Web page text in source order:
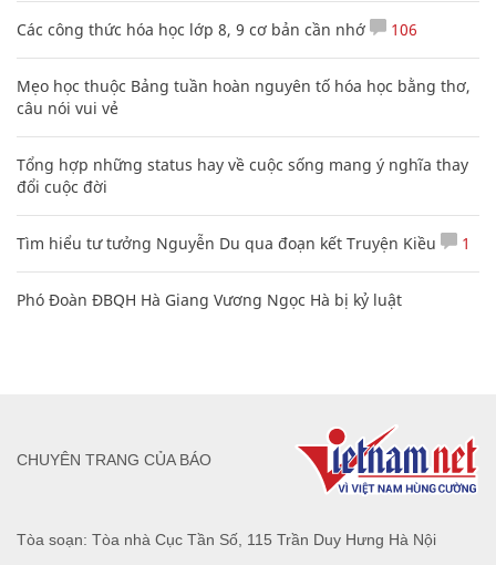
Các công thức hóa học lớp 8, 9 cơ bản cần nhớ 106
Mẹo học thuộc Bảng tuần hoàn nguyên tố hóa học bằng thơ,
câu nói vui vẻ
Tổng hợp những status hay về cuộc sống mang ý nghĩa thay
đổi cuộc đời
Tìm hiểu tư tưởng Nguyễn Du qua đoạn kết Truyện Kiều 1
Phó Đoàn ĐBQH Hà Giang Vương Ngọc Hà bị kỷ luật
Tòa soạn: Tòa nhà Cục Tần Số, 115 Trần Duy Hưng Hà Nội
CHUYÊN TRANG CỦA BÁO